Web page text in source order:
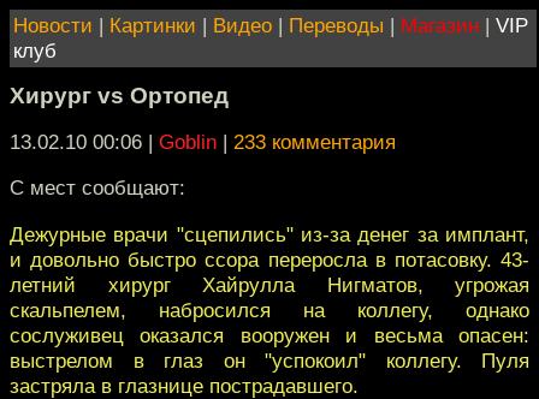
Новости | Картинки | Видео | Переводы | Магазин | VIP
клуб
Хирург vs Ортопед
13.02.10 00:06 | Goblin | 233 комментария
С мест сообщают:
Дежурные врачи "сцепились" из-за денег за имплант,
и довольно быстро ссора переросла в потасовку. 43-
летний хирург Хайрулла Нигматов, угрожая
скальпелем, набросился на коллегу, однако
сослуживец оказался вооружен и весьма опасен:
выстрелом в глаз он "успокоил" коллегу. Пуля
застряла в глазнице пострадавшего.